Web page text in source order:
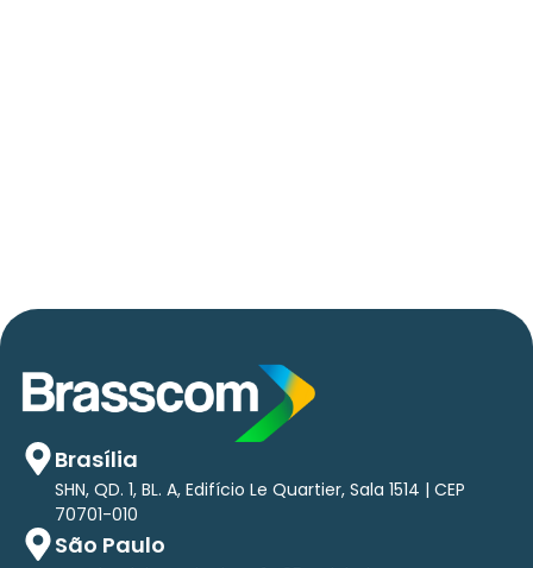
Brasília
SHN, QD. 1, BL. A, Edifício Le Quartier, Sala 1514 | CEP
70701-010
São Paulo